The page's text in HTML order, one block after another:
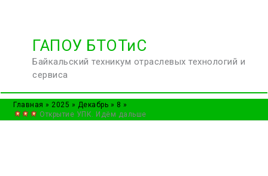
содержимому
ГАПОУ БТОТиС
Байкальский техникум отраслевых технологий и
сервиса
Главная 2025 Декабрь
8
Открытие УПК. Идём дальше